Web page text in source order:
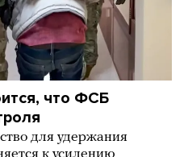
что ФСБ
для удержания